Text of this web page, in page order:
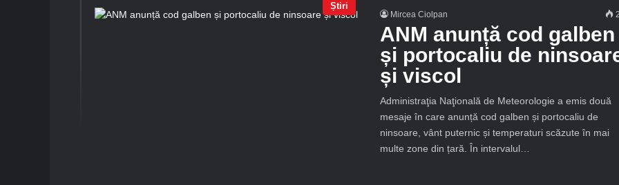
Știri
Mircea Ciolpan
ANM anunță cod galben
și portocaliu de
și viscol
Administraţia Naţională de Meteorologie a emis două
mesaje în care anunță cod galben și portocaliu de
ninsoare, vânt puternic și temperaturi scăzute în mai
multe zone din țară. În intervalul…